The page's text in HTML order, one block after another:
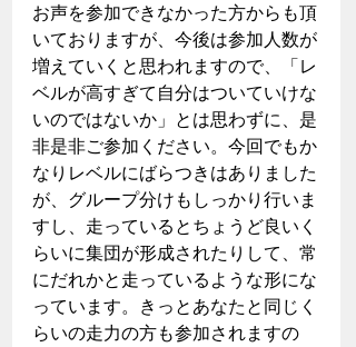
お声を参加できなかった方からも頂
いておりますが、今後は参加人数が
増えていくと思われますので、「レ
ベルが高すぎて自分はついていけな
いのではないか」とは思わずに、是
非是非ご参加ください。今回でもか
なりレベルにばらつきはありました
が、グループ分けもしっかり行いま
すし、走っているとちょうど良いく
らいに集団が形成されたりして、常
にだれかと走っているような形にな
っています。きっとあなたと同じく
らいの走力の方も参加されますの